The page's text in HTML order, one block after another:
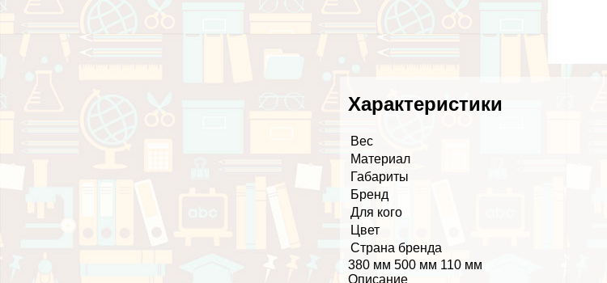
Хаpaктеристики
Вес
Материал
Габариты
Бренд
Для кого
Цвет
Страна бренда
380 мм 500 мм 110 мм
Описание